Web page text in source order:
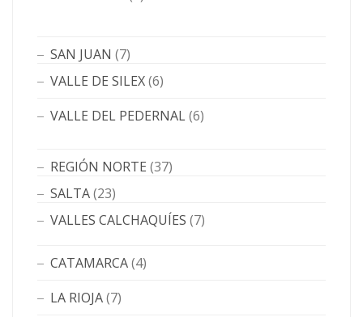
SAN JUAN (7)
VALLE DE SILEX(6)
VALLE DEL PEDERNAL(6)
REGIÓN NORTE (37)
SALTA(23)
VALLES CALCHAQUÍES (7)
CATAMARCA(4)
LA RIOJA(7)